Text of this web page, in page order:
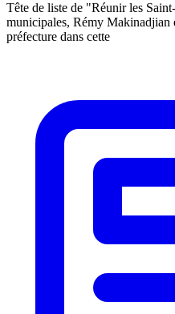
Tête de liste de "Réunir les
municipales, Rémy Makinadjian
préfecture dans cette